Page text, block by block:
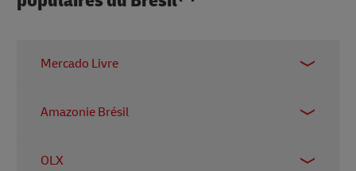
Mercado Livre
d’Amérique latine.
Amazonie Brésil
au détail en ligne.
OLX